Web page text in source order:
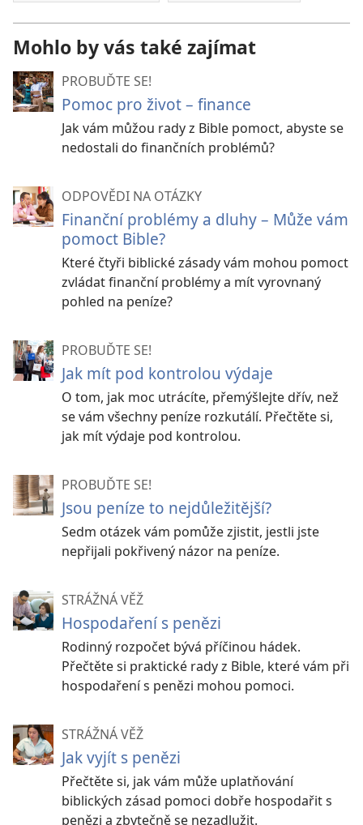
Mohlo by vás také zajímat
PROBUĎTE SE!
Pomoc pro život – finance
Jak vám můžou rady z Bible pomoct, abyste se
nedostali do finančních problémů?
ODPOVĚDI NA OTÁZKY
Finanční problémy a dluhy – Může vám
pomoct Bible?
Které čtyři biblické zásady vám mohou pomoct
zvládat finanční problémy a mít vyrovnaný
pohled na peníze?
PROBUĎTE SE!
Jak mít pod kontrolou výdaje
O tom, jak moc utrácíte, přemýšlejte dřív, než
se vám všechny peníze rozkutálí. Přečtěte si,
jak mít výdaje pod kontrolou.
PROBUĎTE SE!
Jsou peníze to nejdůležitější?
Sedm otázek vám pomůže zjistit, jestli jste
nepřijali pokřivený názor na peníze.
STRÁŽNÁ VĚŽ
Hospodaření s penězi
Rodinný rozpočet bývá příčinou hádek.
Přečtěte si praktické rady z Bible, které vám při
hospodaření s penězi mohou pomoci.
STRÁŽNÁ VĚŽ
Jak vyjít s penězi
Přečtěte si, jak vám může uplatňování
biblických zásad pomoci dobře hospodařit s
penězi a zbytečně se nezadlužit.